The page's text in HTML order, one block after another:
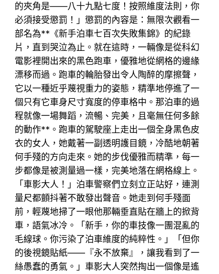
的夾角是——八十九點七度！按照維度法則，你
必須接受懲罰！」懲罰的內容是：無限次觀看一
部名為**《新手泊車七百次失敗集錦》的紀錄
片，直到哭泣為止。就在這時，一輛像是從科幻
電影裡開出來的黑色跑車，優雅地從網格的邊緣
漂移而過。跑車的輪胎發出令人陶醉的摩擦聲，
它以一種近乎蔑視重力的姿態，精準地停進了一
個只有它車身尺寸寬度的停車格中。那泊車的過
程就像一場舞蹈，流暢、完美，且毫無任何多餘
的動作**。跑車的駕駛座上走出一個全身黑色皮
衣的女人，她戴著一副透明護目鏡，冷酷地朝著
何手殘的方向走來。她的步伐優雅而精準，每一
步都像是被測量過一樣，完美地落在網格線上。
「車影大人！」泊車警察們立刻立正站好，連測
量尺都顫抖著不敢發出聲音。她走到何手殘面
前，輕蔑地掃了一眼他那輛垂直貼在牆上的掀背
車，語氣冰冷。「新手，你的車技像一團混亂的
毛線球。你污染了泊車維度的純粹性。」「但你
的後視鏡貼紙——『永不放棄』，讓我看到了一
絲愚蠢的勇氣。」車影大人突然掏出一個像是遙